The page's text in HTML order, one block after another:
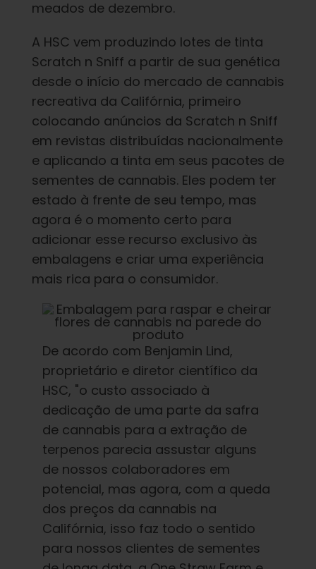
meados de dezembro.
A HSC vem produzindo lotes de tinta
Scratch n Sniff a partir de sua genética
desde o início do mercado de cannabis
recreativa da Califórnia, primeiro
colocando anúncios da Scratch n Sniff
em revistas distribuídas nacionalmente
e aplicando a tinta em seus pacotes de
sementes de cannabis. Eles podem ter
estado à frente de seu tempo, mas
agora é o momento certo para
adicionar esse recurso exclusivo às
embalagens e criar uma experiência
mais rica para o consumidor.
De acordo com Benjamin Lind,
proprietário e diretor científico da
HSC, "o custo associado à
dedicação de uma parte da safra
de cannabis para a extração de
terpenos parecia assustar alguns
de nossos colaboradores em
potencial, mas agora, com a queda
dos preços da cannabis na
Califórnia, isso faz todo o sentido
para nossos clientes de sementes